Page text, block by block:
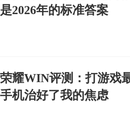
是2026年的标准答案
荣耀WIN评测：打游戏
手机治好了我的焦虑